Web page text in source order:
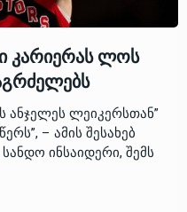
კარიერას ლოს
ანჯელეს ლეიკერსთან”
– ამის შესახებ
ინსაიდერი, შემს